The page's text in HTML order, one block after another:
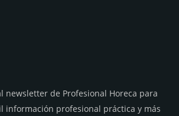
newsletter de Profesional Horeca para
información profesional práctica y más